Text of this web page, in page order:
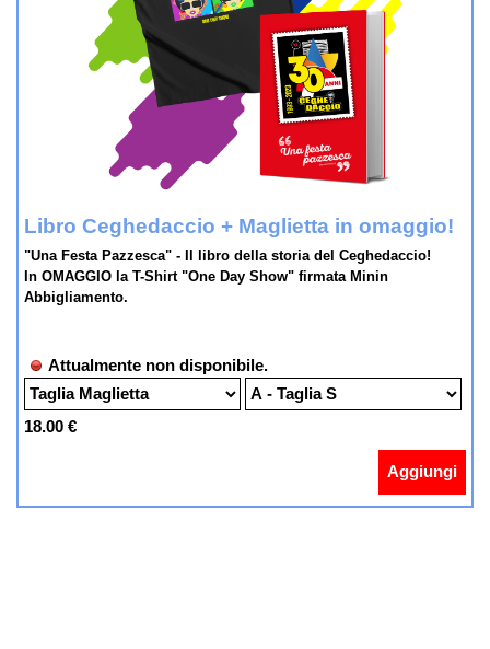
Libro Ceghedaccio + Maglietta in omaggio!
"Una Festa Pazzesca" - Il libro della storia del Ceghedaccio!
In OMAGGIO la T-Shirt "One Day Show" firmata Minin
Abbigliamento.
Attualmente non disponibile.
18.00 €
Aggiungi